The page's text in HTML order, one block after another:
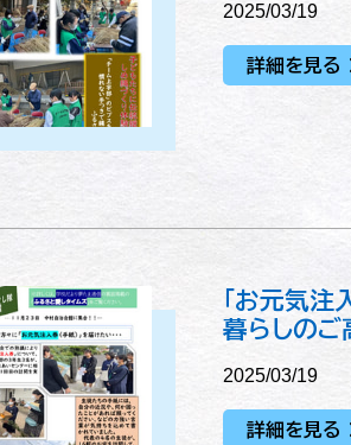
2025/03/19
詳細を見る
「お元気注
暮らしのご
2025/03/19
詳細を見る